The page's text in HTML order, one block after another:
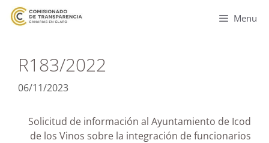
Menu
R183/2022
06/11/2023
Solicitud de información al Ayuntamiento de Icod
de los Vinos sobre la integración de funcionarios